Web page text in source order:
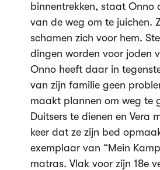
binnentrekken, staat Onno
van de weg om te juichen.
schamen zich voor hem.
dingen worden voor joden
Onno heeft daar in
van zijn familie geen
maakt plannen om weg te
Duitsers te dienen en Vera
keer dat ze zijn bed
exemplaar van “Mein
matras. Vlak voor zijn 18e